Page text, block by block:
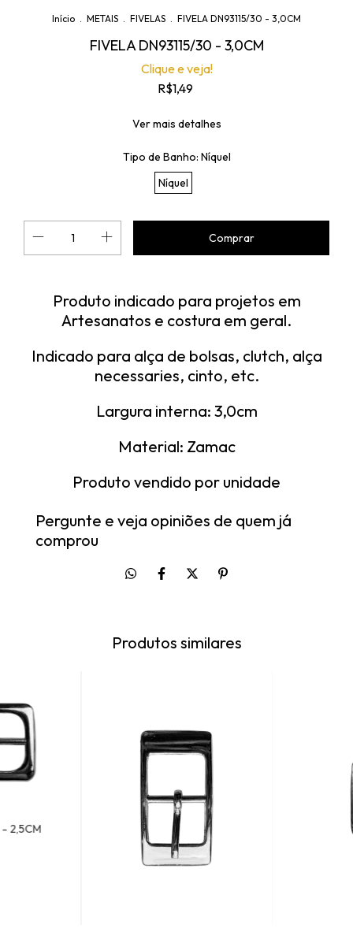
Início METAIS FIVELAS FIVELA DN93115/30 - 3,0CM
FIVELA DN93115/30 - 3,0CM
Clique e veja!
R$1,49
Ver mais detalhes
Tipo de Banho: Níquel
Níquel
Produto indicado para projetos em
Artesanatos e costura em geral.
Indicado para alça de bolsas, clutch, alça
necessaries, cinto, etc.
Largura interna: 3,0cm
Material: Zamac
Produto vendido por unidade
Pergunte e veja opiniões de quem já
comprou
Produtos similares
2,5CM